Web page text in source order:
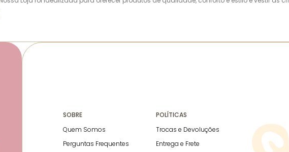
SOBRE
Quem Somos
Perguntas Frequentes
POLÍTICAS
Trocas e Devoluções
Entrega e Frete